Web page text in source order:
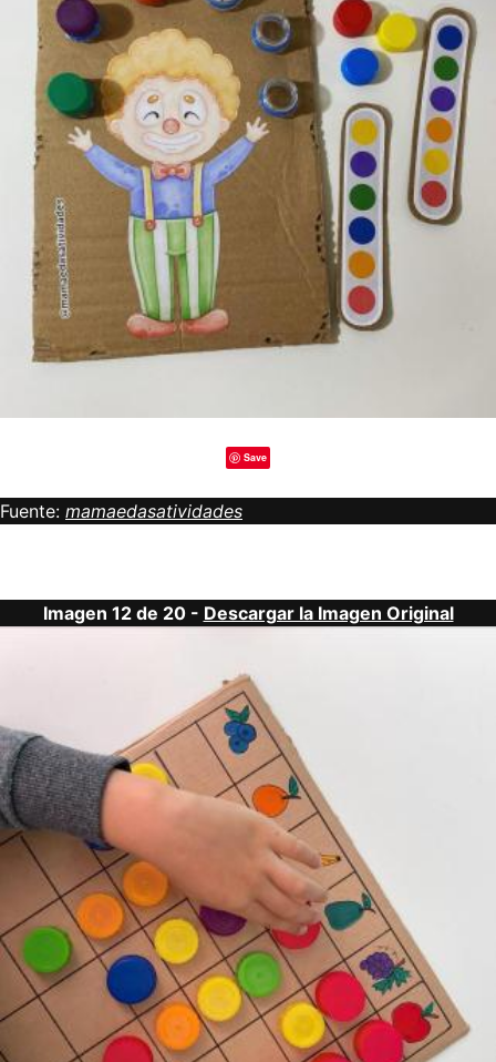
Save
Fuente: mamaedasatividades
Imagen 12 de 20 - Descargar la Imagen Original